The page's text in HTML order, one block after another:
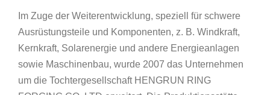
Im Zuge der Weiterentwicklung, speziell für schwere
Ausrüstungsteile und Komponenten, z. B. Windkraft,
Kernkraft, Solarenergie und andere Energieanlagen
sowie Maschinenbau, wurde 2007 das Unternehmen
um die Tochtergesellschaft HENGRUN RING